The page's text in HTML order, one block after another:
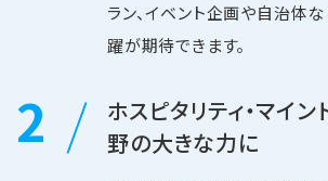
ラン、イベント企画や自治体
躍が期待できます。
2
ホスピタリティ・マイ
野の大きな力に